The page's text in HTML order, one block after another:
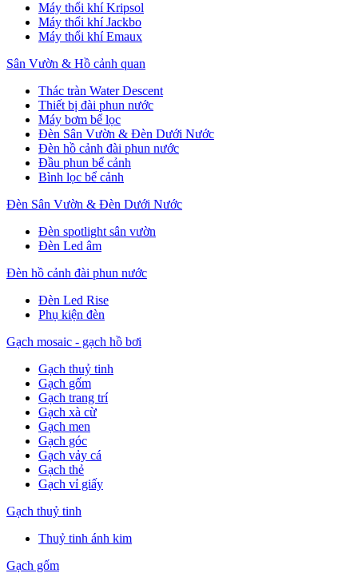
Máy thổi khí Kripsol
Máy thổi khí Jackbo
Máy thổi khí Emaux
Sân Vườn & Hồ cảnh quan
Thác tràn Water Descent
Thiết bị đài phun nước
Máy bơm bể lọc
Đèn Sân Vườn & Đèn Dưới Nước
Đèn hồ cảnh đài phun nước
Đầu phun bể cảnh
Bình lọc bể cảnh
Đèn Sân Vườn & Đèn Dưới Nước
Đèn spotlight sân vườn
Đèn Led âm
Đèn hồ cảnh đài phun nước
Đèn Led Rise
Phụ kiện đèn
Gạch mosaic - gạch hồ bơi
Gạch thuỷ tinh
Gạch gốm
Gạch trang trí
Gạch xà cừ
Gạch men
Gạch góc
Gạch vảy cá
Gạch thẻ
Gạch vỉ giấy
Gạch thuỷ tinh
Thuỷ tinh ánh kim
Gạch gốm